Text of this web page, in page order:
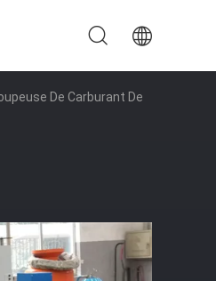
De Carburant De